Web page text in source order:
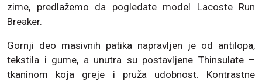
zime, predlažemo da pogledate model Lacoste Run
Breaker.
Gornji deo masivnih patika napravljen je od antilopa,
tekstila i gume, a unutra su postavljene Thinsulate –
tkaninom koja greje i pruža udobnost. Kontrastne